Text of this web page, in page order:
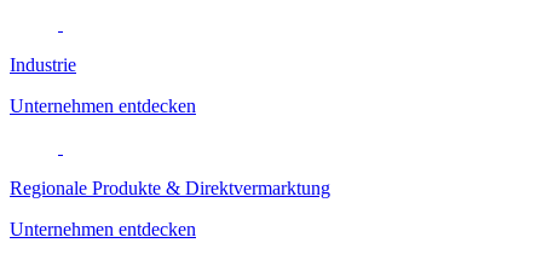
Industrie
Unternehmen entdecken
Regionale Produkte & Direktvermarktung
Unternehmen entdecken